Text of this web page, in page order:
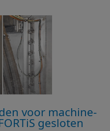
voor machine-
gesloten